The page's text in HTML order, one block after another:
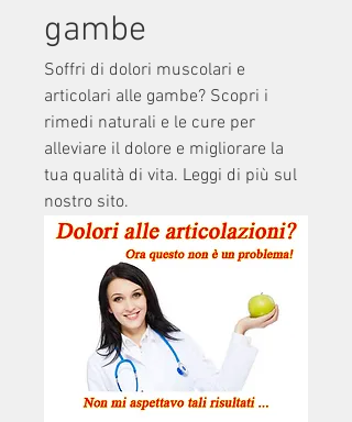
gambe
Soffri di dolori muscolari e
articolari alle gambe? Scopri i
rimedi naturali e le cure per
alleviare il dolore e migliorare la
tua qualità di vita. Leggi di più sul
nostro sito.